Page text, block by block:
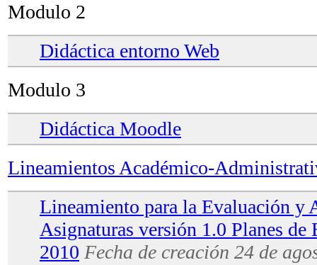
Modulo 2
Didáctica entorno Web
Modulo 3
Didáctica Moodle
Lineamientos Académico-
Lineamiento para la Evaluación y
Asignaturas versión 1.0 Planes de
2010 Fecha de creación 24 de